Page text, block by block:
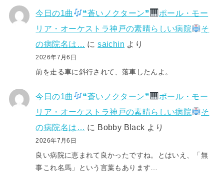
今日の1曲 ❝蒼いノクターン❞
ポール・モー
リア・オーケストラ神戸の素晴らしい病院
そ
の病院名は… にsaichin より
2026年7月6日
前を走る車に斜行されて、落車したんよ。
今日の1曲 ❝蒼いノクターン❞
ポール・モー
リア・オーケストラ神戸の素晴らしい病院
そ
の病院名は…
に Bobby Black より
2026年7月6日
良い病院に恵まれて良かったですね。とはいえ、「無
事これ名馬」という言葉もあります…